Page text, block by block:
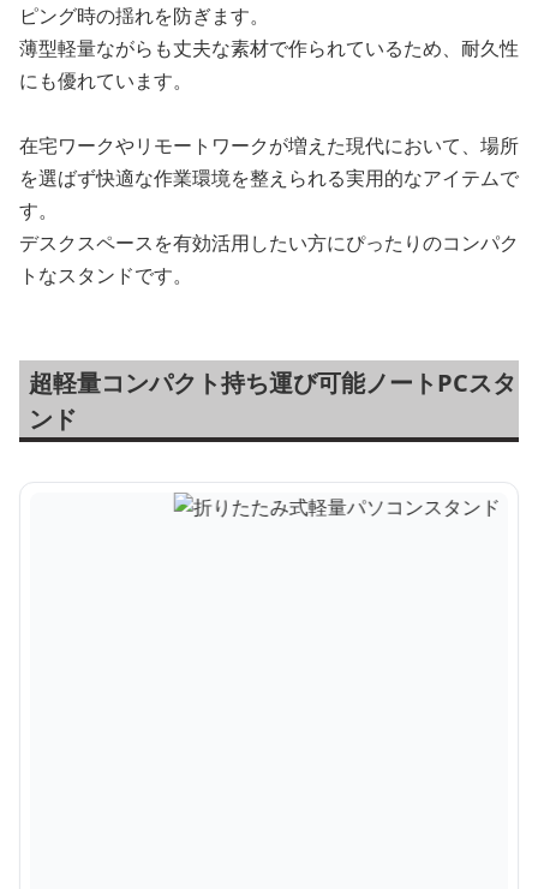
ピング時の揺れを防ぎます。
薄型軽量ながらも丈夫な素材で作られているため、耐久性
にも優れています。
在宅ワークやリモートワークが増えた現代において、場所
を選ばず快適な作業環境を整えられる実用的なアイテムで
す。
デスクスペースを有効活用したい方にぴったりのコンパク
トなスタンドです。
超軽量コンパクト持ち運び可能ノートPCスタ
ンド